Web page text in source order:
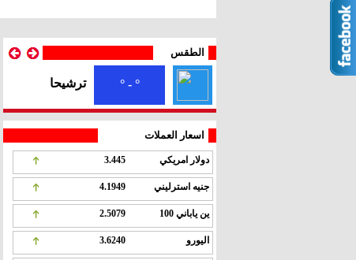
الطقس
° - ° ترشيحا
اسعار العملات
دولار امريكي 3.445
جنيه استرليني 4.1949
ين ياباني 100 2.5079
اليورو 3.6240